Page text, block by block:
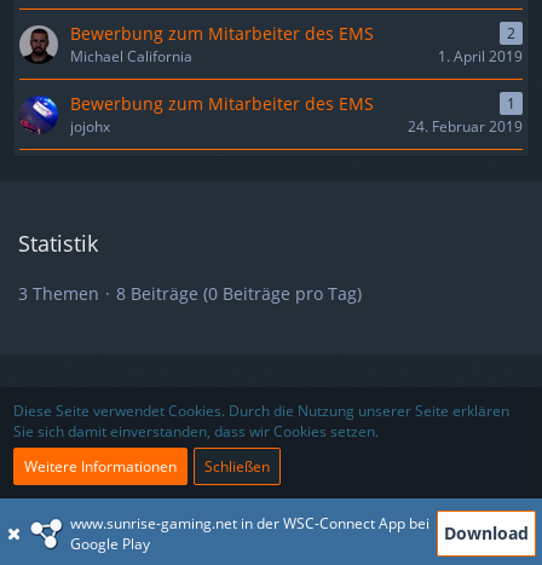
Bewerbung zum Mitarbeiter des EMS
2
Michael California
1. April 2019
Bewerbung zum Mitarbeiter des EMS
1
jojohx
24. Februar 2019
Statistik
3 Themen 8 Beiträge (0 Beiträge pro Tag)
Nutzungsbedingungen Datenschutzerklärung Impressum
Kontakt Partner
Community-Software:WoltLab Suite™ 5.4.9
www.sunrise-gaming.net in der WSC-Connect App bei
Google Play
Download
Diese Seite verwendet Cookies. Durch die Nutzung unserer Seite erklären
Sie sich damit einverstanden, dass wir Cookies setzen.
Weitere Informationen
Schließen